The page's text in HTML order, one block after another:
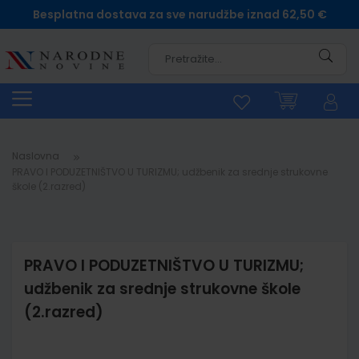
Besplatna dostava za sve narudžbe iznad 62,50 €
Naslovna
PRAVO I PODUZETNIŠTVO U TURIZMU;
udžbenik za srednje strukovne škole
(2.razred)